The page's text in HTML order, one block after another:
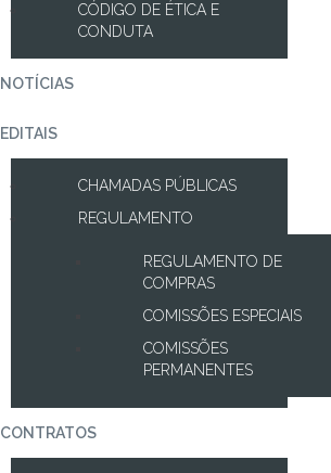
CÓDIGO DE ÉTICA E
CONDUTA
NOTÍCIAS
EDITAIS
CHAMADAS PÚBLICAS
REGULAMENTO
REGULAMENTO DE
COMPRAS
COMISSÕES ESPECIAIS
COMISSÕES
PERMANENTES
CONTRATOS